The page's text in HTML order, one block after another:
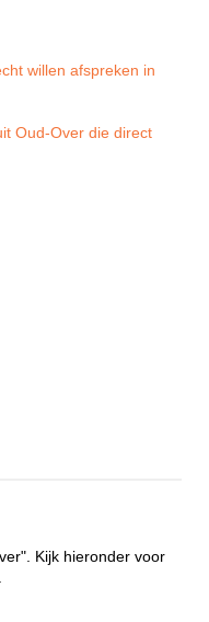
willen afspreken in
Oud-Over die direct
Kijk hieronder voor